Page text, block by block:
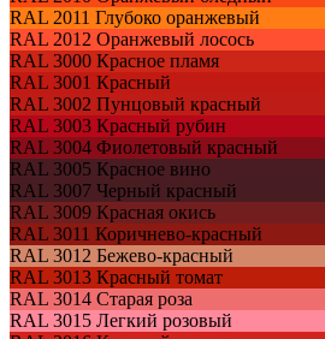
RAL 2011 Глубоко оранжевый
RAL 2012 Оранжевый лосось
RAL 3000 Красное пламя
RAL 3001 Красный
RAL 3002 Пунцовый красный
RAL 3003 Красный рубин
RAL 3004 Фиолетовый красный
RAL 3005 Красное вино
RAL 3007 Черный красный
RAL 3009 Красная окись
RAL 3011 Коричнево-красный
RAL 3012 Бежево-красный
RAL 3013 Красный томат
RAL 3014 Старая роза
RAL 3015 Легкий розовый